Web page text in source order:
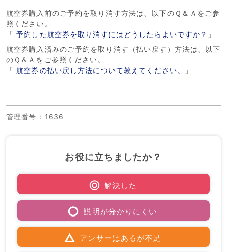
航空券購入前のご予約を取り消す方法は、以下のＱ＆Ａをご参
照ください。
「予約した航空券を取り消すにはどうしたらよいですか？ 」
航空券購入済みのご予約を取り消す（払い戻す）方法は、以下
のＱ＆Ａをご参照ください。
「航空券の払い戻し方法について教えてください。 」
管理番号 ：1636
お役に立ちましたか？
解決した
説明が分かりにくい
アンサーはあるが不足